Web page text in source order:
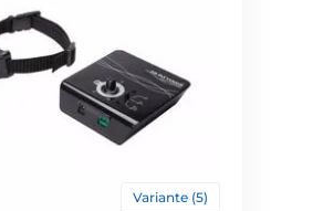
Variante (5)